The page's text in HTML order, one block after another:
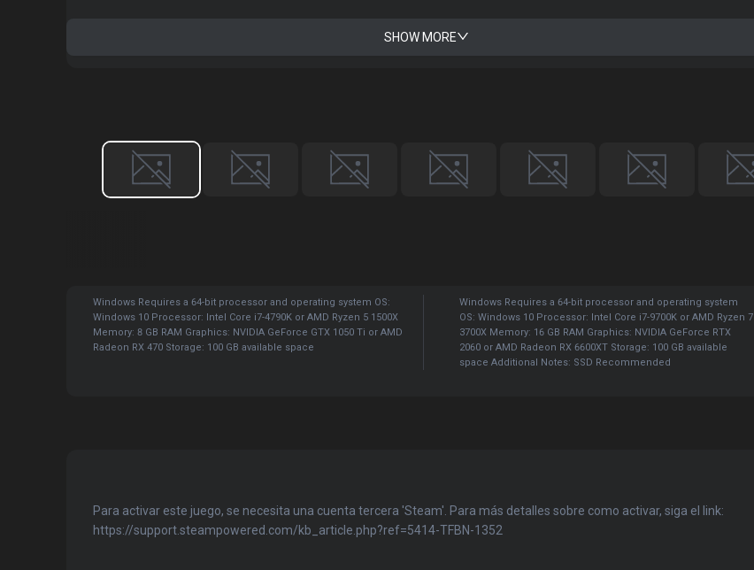
SHOW MORE
Windows Requires a 64-bit processor and operating system OS:
Windows 10 Processor: Intel Core i7-4790K or AMD Ryzen 5 1500X
Memory: 8 GB RAM Graphics: NVIDIA GeForce GTX 1050 Ti or AMD
Radeon RX 470 Storage: 100 GB available space
Windows Requires a 64-bit processor and operating system
OS: Windows 10 Processor: Intel Core i7-9700K or AMD Ryzen 7
3700X Memory: 16 GB RAM Graphics: NVIDIA GeForce RTX
2060 or AMD Radeon RX 6600XT Storage: 100 GB available
space Additional Notes: SSD Recommended
Para activar este juego, se necesita una cuenta tercera 'Steam'. Para más detalles sobre como activar, siga el link:
https://support.steampowered.com/kb_article.php?ref=5414-TFBN-1352